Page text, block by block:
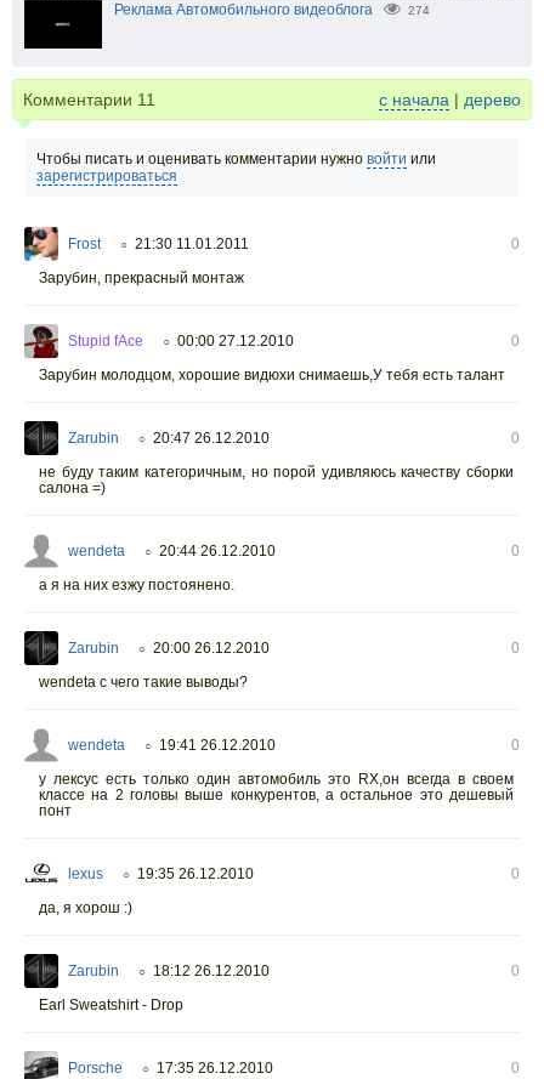
Реклама Автомобильного видеоблога 274
Комментарии 11 с начала | дерево
Чтобы писать и оценивать комментарии нужно войти или
зарегистрироваться
Frost ○ 21:30 11.01.2011
0
Зарубин, прекрасный монтаж
Stupid fAce ○ 00:00 27.12.2010
0
Зарубин молодцом, хорошие видюхи снимаешь,У тебя есть талант
Zarubin ○ 20:47 26.12.2010
0
не буду таким категоричным, но порой удивляюсь качеству сборки
салона =)
wendeta ○ 20:44 26.12.2010
0
а я на них езжу постоянено.
Zarubin ○ 20:00 26.12.2010
0
wendeta с чего такие выводы?
wendeta ○ 19:41 26.12.2010
0
у лексус есть только один автомобиль это RX,он всегда в своем
классе на 2 головы выше конкурентов, а остальное это дешевый
понт
lexus ○ 19:35 26.12.2010
0
да, я хорош :)
Zarubin ○ 18:12 26.12.2010
0
Earl Sweatshirt - Drop
Porsche ○ 17:35 26.12.2010
0